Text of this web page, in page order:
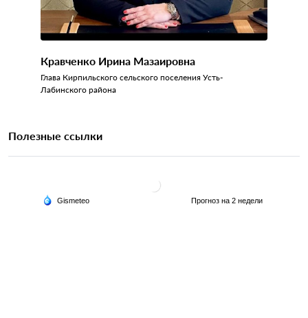
Кравченко Ирина Мазаировна
Глава Кирпильского сельского поселения Усть-
Лабинского района
Полезные ссылки